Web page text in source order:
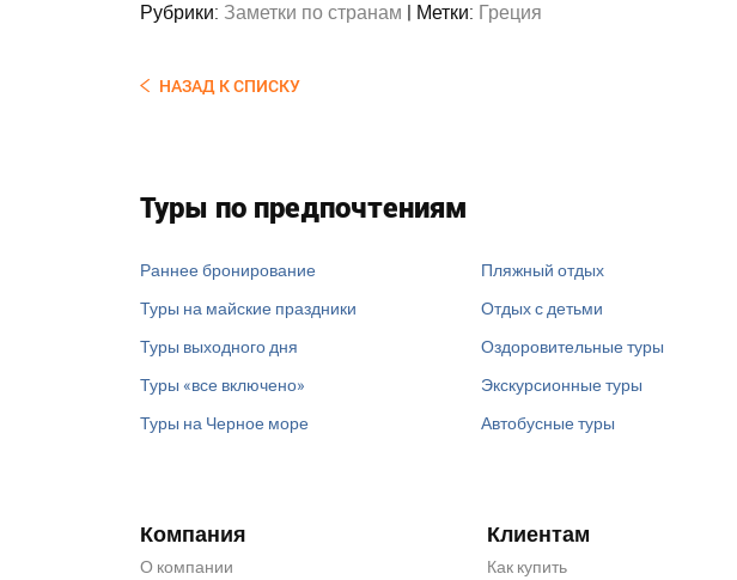
Рубрики: Заметки по странам | Метки: Греция
НАЗАД К СПИСКУ
Туры по предпочтениям
Раннее бронирование
Туры на майские праздники
Туры выходного дня
Туры «все включено»
Туры на Черное море
Пляжный отдых
Отдых с детьми
Оздоровительные туры
Экскурсионные туры
Автобусные туры
Компания
О компании
Клиентам
Как купить